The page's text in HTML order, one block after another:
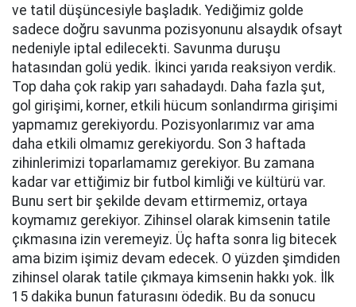
ve tatil düşüncesiyle başladık. Yediğimiz golde
sadece doğru savunma pozisyonunu alsaydık ofsayt
nedeniyle iptal edilecekti. Savunma duruşu
hatasından golü yedik. İkinci yarıda reaksiyon verdik.
Top daha çok rakip yarı sahadaydı. Daha fazla şut,
gol girişimi, korner, etkili hücum sonlandırma girişimi
yapmamız gerekiyordu. Pozisyonlarımız var ama
daha etkili olmamız gerekiyordu. Son 3 haftada
zihinlerimizi toparlamamız gerekiyor. Bu zamana
kadar var ettiğimiz bir futbol kimliği ve kültürü var.
Bunu sert bir şekilde devam ettirmemiz, ortaya
koymamız gerekiyor. Zihinsel olarak kimsenin tatile
çıkmasına izin veremeyiz. Üç hafta sonra lig bitecek
ama bizim işimiz devam edecek. O yüzden şimdiden
zihinsel olarak tatile çıkmaya kimsenin hakkı yok. İlk
15 dakika bunun faturasını ödedik. Bu da sonucu